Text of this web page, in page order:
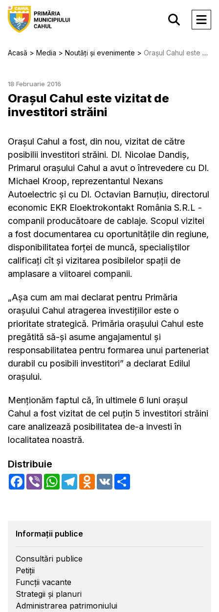
Acasă Media Noutăți și evenimente Orașul Cahul este vizitat de investitori străini
18 Februarie 2016
Orașul Cahul este vizitat de
investitori străini
Orașul Cahul a fost, din nou, vizitat de către
posibilii investitori străini. Dl. Nicolae Dandiș,
Primarul orașului Cahul a avut o întrevedere cu Dl.
Michael Kroop, reprezentantul Nexans
Autoelectric și cu Dl. Octavian Barnuțiu, directorul
economic EKR Eloektrokontakt România S.R.L -
companii producătoare de cablaje. Scopul vizitei
a fost documentarea cu oportunitățile din regiune,
disponibilitatea forței de muncă, specialiștilor
calificați cît și vizitarea posibilelor spații de
amplasare a viitoarei companii.
„Așa cum am mai declarat pentru Primăria
orașului Cahul atragerea investițiilor este o
prioritate strategică. Primăria orașului Cahul este
pregătită să-și asume angajamentul și
responsabilitatea pentru formarea unui parteneriat
durabil cu posibili investitori” a declarat Edilul
orașului.
Menționăm faptul că, în ultimele 6 luni orașul
Cahul a fost vizitat de cel puțin 5 investitori străini
care analizează posibilitatea de-a investi în
localitatea noastră.
Distribuie
Facebook
Viber WhatsApp
TelegramOdnoklassniki
VK
Informații publice
Consultări publice
Petiții
Funcții vacante
Strategii și planuri
Administrarea patrimoniului